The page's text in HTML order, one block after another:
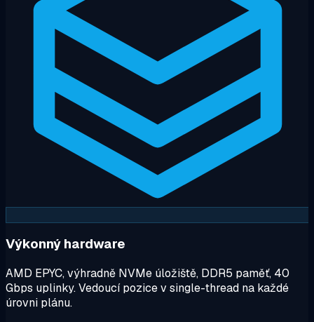
Výkonný hardware
AMD EPYC, výhradně NVMe úložiště, DDR5 paměť, 40
Gbps uplinky. Vedoucí pozice v single-thread na každé
úrovni plánu.